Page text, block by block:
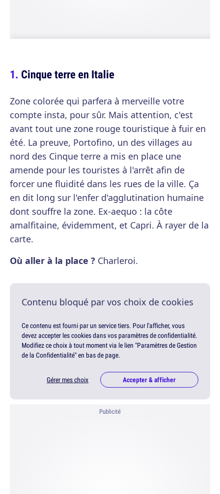
Cinque terre en Italie
Zone colorée qui parfera à merveille votre
compte insta, pour sûr. Mais attention, c'est
avant tout une zone rouge touristique à fuir en
été. La preuve, Portofino, un des villages au
nord des Cinque terre a mis en place une
amende pour les touristes à l'arrêt afin de
forcer une fluidité dans les rues de la ville. Ça
en dit long sur l'enfer d'agglutination humaine
dont souffre la zone. Ex-aequo : la côte
amalfitaine, évidemment, et Capri. À rayer de la
carte.
Où aller à la place ? Charleroi.
Contenu bloqué par vos choix de cookies
Ce contenu est fourni par un service tiers. Pour l'afficher, vous
devez accepter les cookies dans vos paramètres de confidentialité.
Modifiez ce choix à tout moment via le lien "Paramètres de Gestion
de la Confidentialité" en bas de page.
Gérer mes choix Accepter & afficher
Publicité